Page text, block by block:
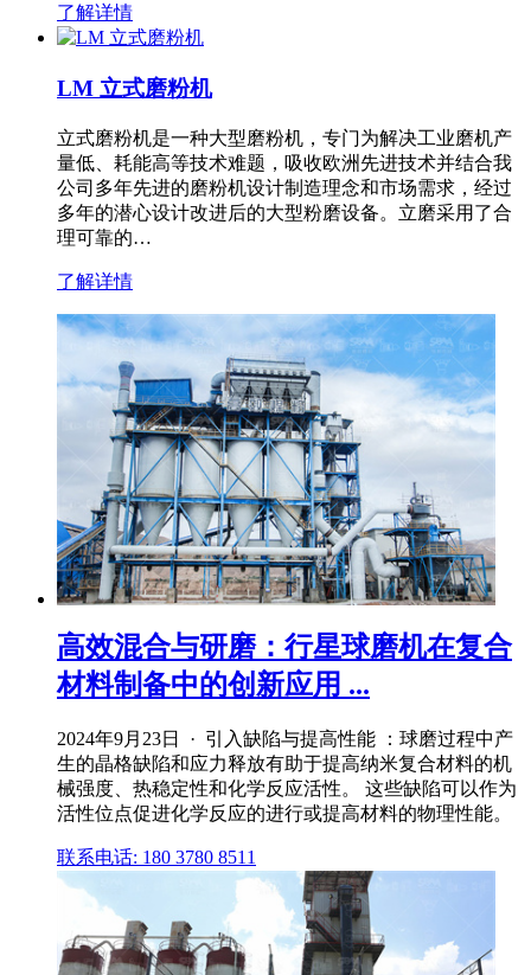
了解详情
LM 立式磨粉机
立式磨粉机是一种大型磨粉机，专门为解决工业磨机产
量低、耗能高等技术难题，吸收欧洲先进技术并结合我
公司多年先进的磨粉机设计制造理念和市场需求，经过
多年的潜心设计改进后的大型粉磨设备。立磨采用了合
理可靠的…
了解详情
高效混合与研磨：行星球磨机在复合
材料制备中的创新应用 ...
2024年9月23日 · 引入缺陷与提高性能 ：球磨过程中产
生的晶格缺陷和应力释放有助于提高纳米复合材料的机
械强度、热稳定性和化学反应活性。 这些缺陷可以作为
活性位点促进化学反应的进行或提高材料的物理性能。
联系电话: 180 3780 8511